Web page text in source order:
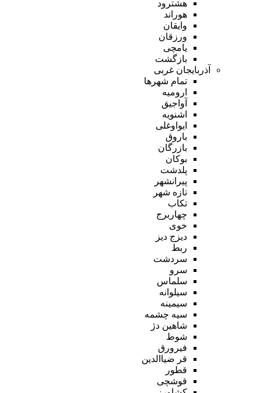
هشترود
هوراند
وایقان
ورزقان
یامچی
بازگشت
آذربایجان غربی
تمام شهر‌ها
ارومیه
آواجیق
اشنویه
ایواوغلی
باروق
بازرگان
بوکان
پلدشت
پیرانشهر
تازه شهر
تکاب
چهاربرج
خوی
دیزج دیز
ربط
سردشت
سرو
سلماس
سیلوانه
سیمینه
سیه چشمه
شاهین دژ
شوط
فیرورق
قر ضیاالدین
قطور
قوشچی